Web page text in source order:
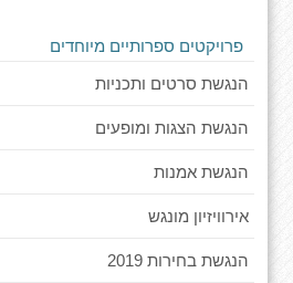
פרויקטים ספרותיים מיוחדים
הנגשת סרטים ותכניות
הנגשת הצגות ומופעים
הנגשת אמנות
אירוויזיון מונגש
הנגשת בחירות 2019